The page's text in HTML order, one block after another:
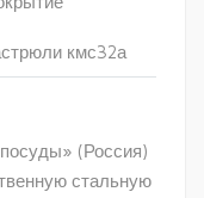
кмс32а
(Россия)
стальную